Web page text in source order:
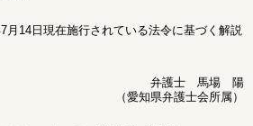
月14日現在施行されている法令に基づく解説
弁護士 馬場 陽
（愛知県弁護士会所属）